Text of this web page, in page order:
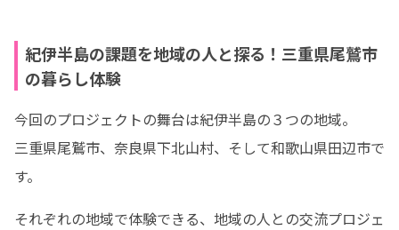
紀伊半島の課題を地域の人と探る！三重県尾鷲市
の暮らし体験
今回のプロジェクトの舞台は紀伊半島の３つの地域。
三重県尾鷲市、奈良県下北山村、そして和歌山県田辺市で
す。
それぞれの地域で体験できる、地域の人との交流プロジェ